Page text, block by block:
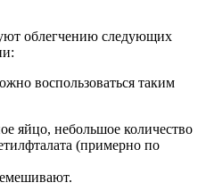
облегчению следующих
воспользоваться таким
яйцо, небольшое количество
(примерно по